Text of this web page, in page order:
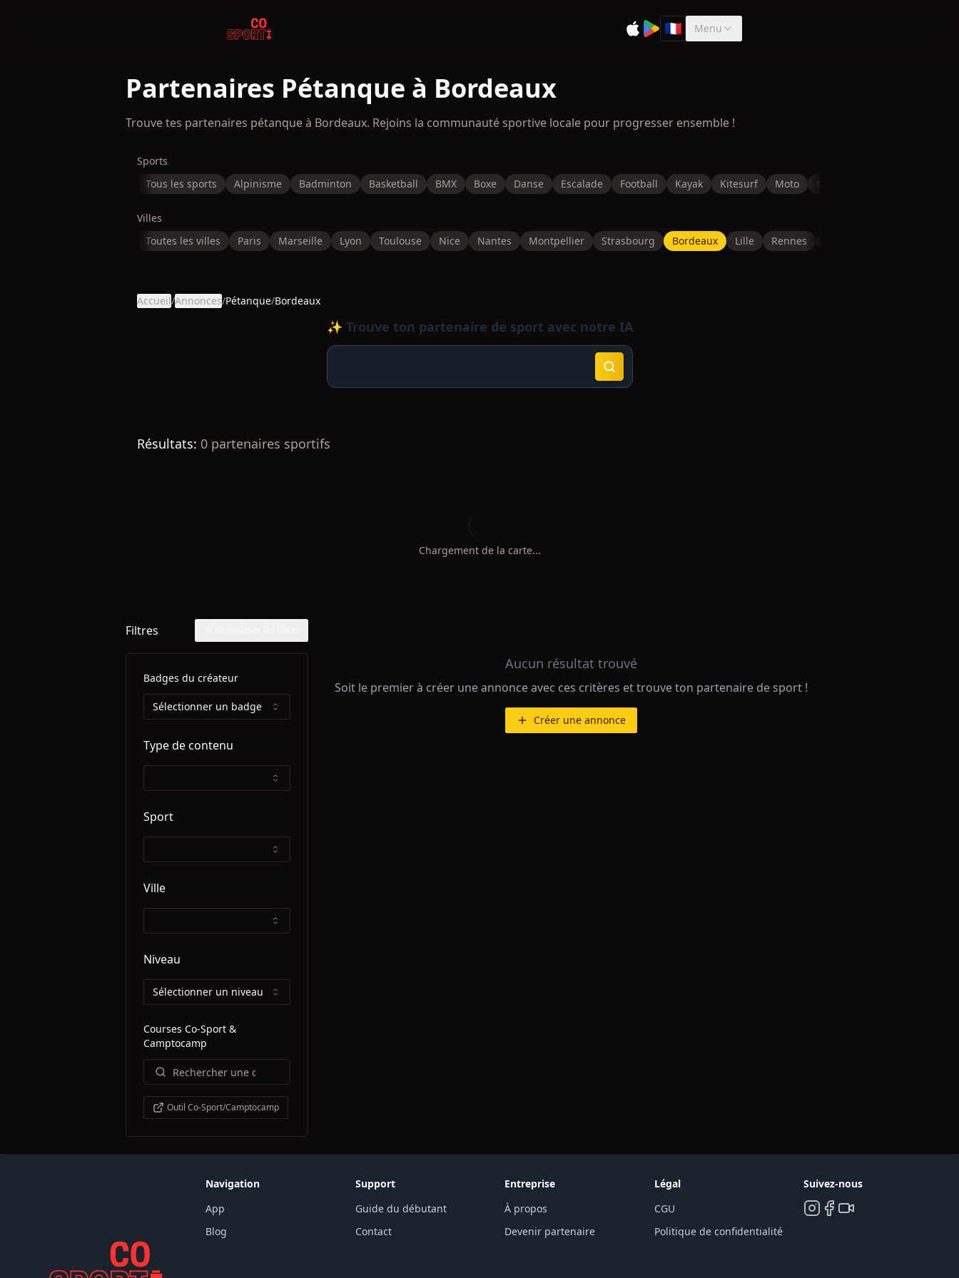
🇫🇷Sélectionner la langue
Menu
Partenaires Pétanque à Bordeaux
Trouve tes partenaires pétanque à Bordeaux. Rejoins la communauté sportive locale pour progresser ensemble !
Sports
Tous les sports
Alpinisme Badminton Basketball BMX Boxe Danse Escalade Football Kayak Kitesurf Moto Musculation
Villes
Toutes les villes
Paris Marseille Lyon Toulouse Nice Nantes Montpellier Strasbourg Bordeaux Lille Rennes
Accueil/Annonces/Pétanque/Bordeaux
✨ Trouve ton partenaire de sport avec notre IA
Résultats: 0 partenaires sportifs
Chargement de la carte...
Filtres
Badges du créateur
Sélectionner un badge
Type de contenu
Sport
Ville
Niveau
Sélectionner un niveau
Courses Co-Sport &
Camptocamp
Outil Co-Sport/Camptocamp
Aucun résultat trouvé
Soit le premier à créer une annonce avec ces critères et trouve ton partenaire de sport !
Créer une annonce
Navigation
App
Blog
Support
Guide du débutant
Contact
Entreprise
À propos
Devenir partenaire
Légal
CGU
Politique de confidentialité
Suivez-nous